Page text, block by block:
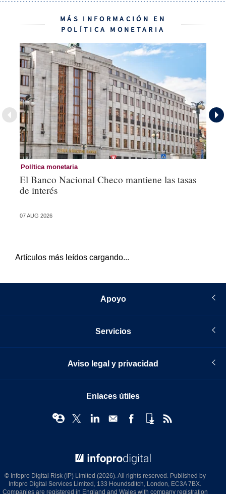
MÁS INFORMACIÓN EN
POLÍTICA MONETARIA
Política monetaria
El Banco Nacional Checo mantiene las tasas
de interés
07 AUG 2026
Artículos más leídos cargando...
Apoyo
Servicios
Aviso legal y privacidad
Enlaces útiles
© Infopro Digital Risk (IP) Limited (2026). All rights reserved. Published by
Infopro Digital Services Limited, 133 Houndsditch, London, EC3A 7BX.
Companies are registered in England and Wales with company registration